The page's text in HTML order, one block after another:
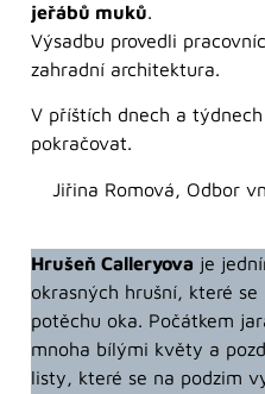
jeřábů muků.
Výsadbu provedli
zahradní architektura.
V příštích dnech a
pokračovat.
Jiřina Romová, Odbor
Hrušeň Calleryova je
okrasných hrušní, které
potěchu oka. Počátkem
mnoha bílými květy a
listy, které se na podzim